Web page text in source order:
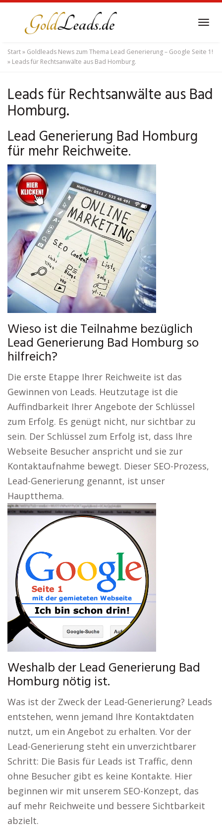
content
Start» Goldleads News zum Thema Lead Generierung – Google Seite 1!
» Leads für Rechtsanwälte aus Bad Homburg.
Leads für Rechtsanwälte aus Bad
Homburg.
Lead Generierung Bad Homburg
für mehr Reichweite.
Wieso ist die Teilnahme bezüglich
Lead Generierung Bad Homburg so
hilfreich?
Die erste Etappe Ihrer Reichweite ist das
Gewinnen von Leads. Heutzutage ist die
Auffindbarkeit Ihrer Angebote der Schlüssel
zum Erfolg. Es genügt nicht, nur sichtbar zu
sein. Der Schlüssel zum Erfolg ist, dass Ihre
Webseite Besucher anspricht und sie zur
Kontaktaufnahme bewegt. Dieser SEO-Prozess,
Lead-Generierung genannt, ist unser
Hauptthema.
Weshalb der Lead Generierung Bad
Homburg nötig ist.
Was ist der Zweck der Lead-Generierung? Leads
entstehen, wenn jemand Ihre Kontaktdaten
nutzt, um ein Angebot zu erhalten. Vor der
Lead-Generierung steht ein unverzichtbarer
Schritt: Die Basis für Leads ist Traffic, denn
ohne Besucher gibt es keine Kontakte. Hier
beginnen wir mit unserem SEO-Konzept, das
auf mehr Reichweite und bessere Sichtbarkeit
abzielt.